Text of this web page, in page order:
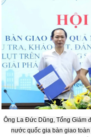
Ông La Đức Dũng, Tổng Giám
nước quốc gia bàn giao